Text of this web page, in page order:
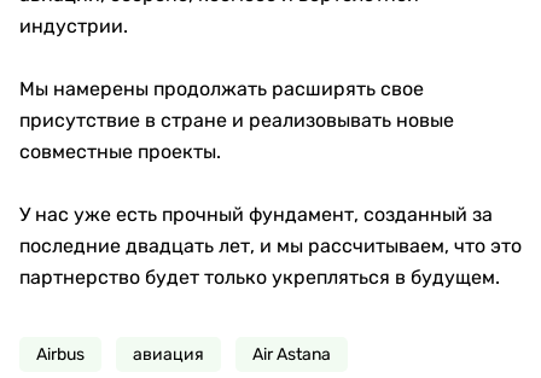
индустрии.
Мы намерены продолжать расширять свое
присутствие в стране и реализовывать новые
совместные проекты.
У нас уже есть прочный фундамент, созданный за
последние двадцать лет, и мы рассчитываем, что это
партнерство будет только укрепляться в будущем.
Airbus авиация Air Astana